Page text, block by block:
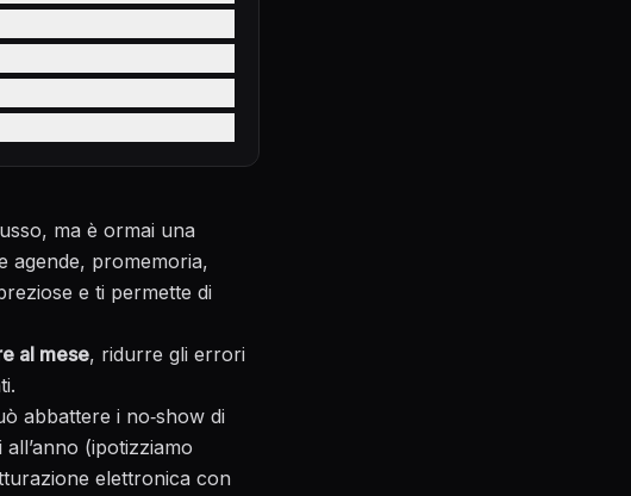
ma è ormai una
agende, promemoria,
e ti permette di
al mese, ridurre gli errori
abbattere i no‑show di
(ipotizziamo
elettronica con